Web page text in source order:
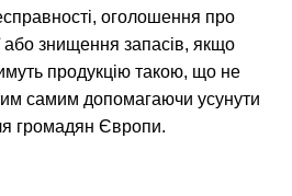
оголошення про
або знищення запасів, якщо
продукцію такою, що не
самим допомагаючи усунути
громадян Європи.